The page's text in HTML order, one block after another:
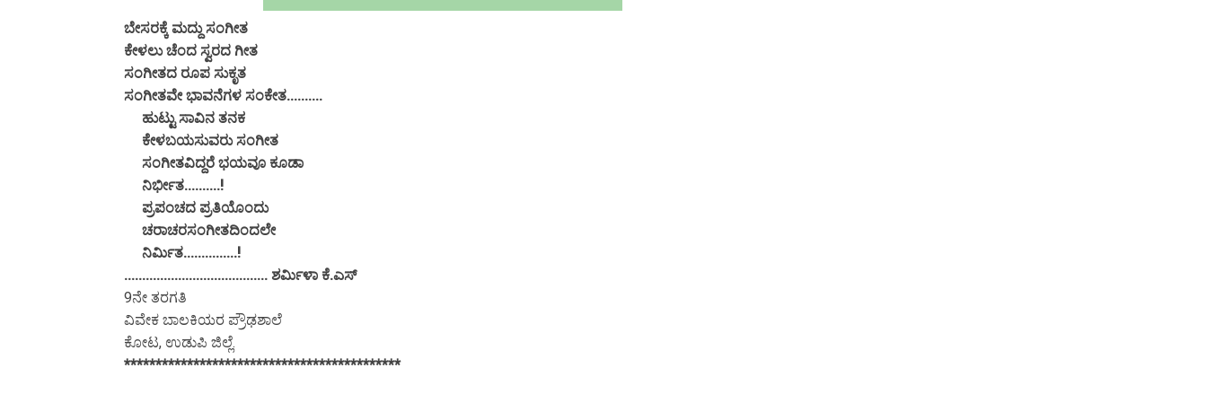
ಬೇಸರಕ್ಕೆ ಮದ್ದು ಸಂಗೀತ
ಕೇಳಲು ಚೆಂದ ಸ್ವರದ ಗೀತ
ಸಂಗೀತದ ರೂಪ ಸುಕೃತ
ಸಂಗೀತವೇ ಭಾವನೆಗಳ ಸಂಕೇತ..........
ಹುಟ್ಟು ಸಾವಿನ ತನಕ
ಕೇಳಬಯಸುವರು ಸಂಗೀತ
ಸಂಗೀತವಿದ್ದರೆ ಭಯವೂ ಕೂಡಾ
ನಿರ್ಭೀತ..........!
ಪ್ರಪಂಚದ ಪ್ರತಿಯೊಂದು
ಚರಾಚರಸಂಗೀತದಿಂದಲೇ
ನಿರ್ಮಿತ...............!
........................................ ಶರ್ಮಿಳಾ ಕೆ.ಎಸ್
9ನೇ ತರಗತಿ
ವಿವೇಕ ಬಾಲಕಿಯರ ಪ್ರೌಢಶಾಲೆ
ಕೋಟ, ಉಡುಪಿ ಜಿಲ್ಲೆ.
********************************************